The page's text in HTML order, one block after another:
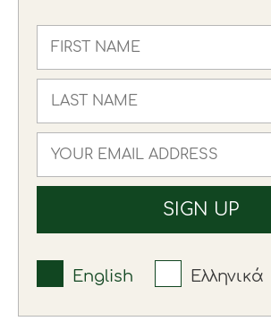
English Ελληνικά